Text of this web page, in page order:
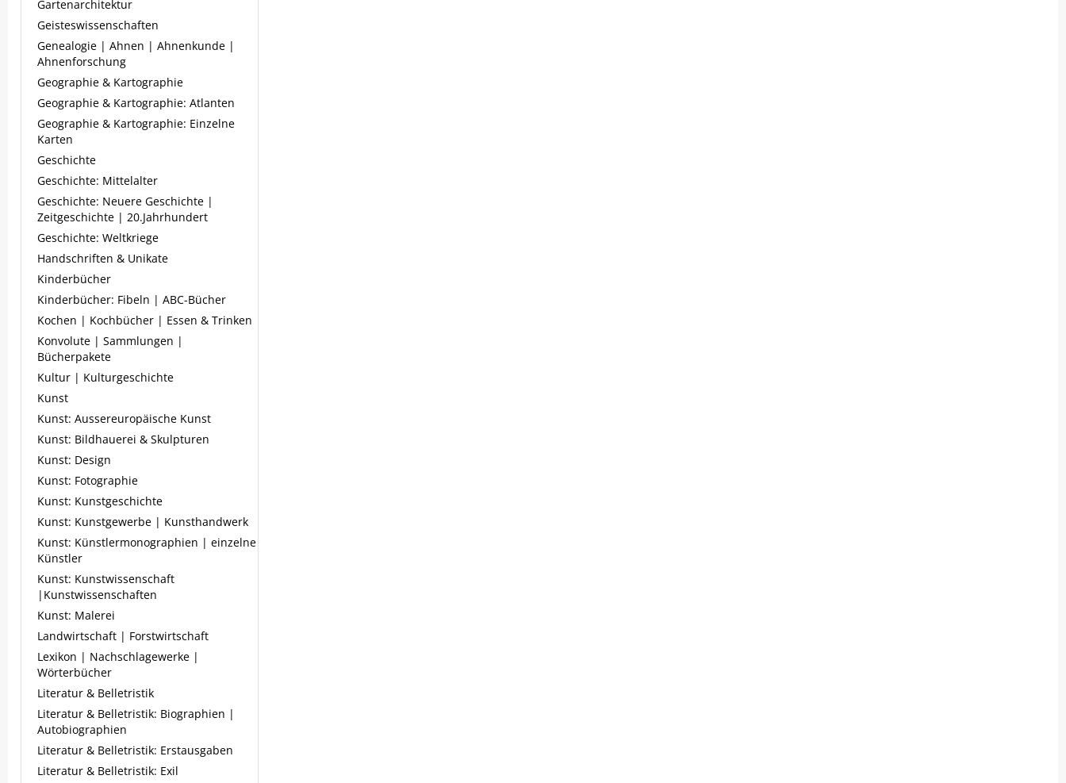
Gartenarchitektur
Geisteswissenschaften
Genealogie | Ahnen | Ahnenkunde |
Ahnenforschung
Geographie & Kartographie
Geographie & Kartographie: Atlanten
Geographie & Kartographie: Einzelne
Karten
Geschichte
Geschichte: Mittelalter
Geschichte: Neuere Geschichte |
Zeitgeschichte | 20.Jahrhundert
Geschichte: Weltkriege
Handschriften & Unikate
Kinderbücher
Kinderbücher: Fibeln | ABC-Bücher
Kochen | Kochbücher | Essen & Trinken
Konvolute | Sammlungen |
Bücherpakete
Kultur | Kulturgeschichte
Kunst
Kunst: Aussereuropäische Kunst
Kunst: Bildhauerei & Skulpturen
Kunst: Design
Kunst: Fotographie
Kunst: Kunstgeschichte
Kunst: Kunstgewerbe | Kunsthandwerk
Kunst: Künstlermonographien | einzelne
Künstler
Kunst: Kunstwissenschaft
|Kunstwissenschaften
Kunst: Malerei
Landwirtschaft | Forstwirtschaft
Lexikon | Nachschlagewerke |
Wörterbücher
Literatur & Belletristik
Literatur & Belletristik: Biographien |
Autobiographien
Literatur & Belletristik: Erstausgaben
Literatur & Belletristik: Exil